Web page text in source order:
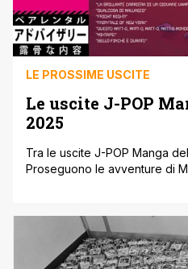
LE PROSSIME USCITE
Le uscite J-POP
2025
Tra le uscite J-POP Manga
Proseguono le avventure di
mondo! Anche voi, come noi,
seconda stagione
post su [']